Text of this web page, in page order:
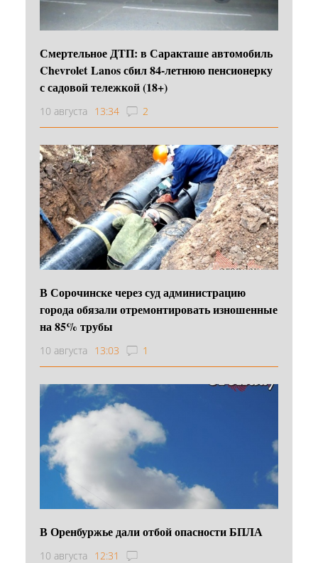
Смертельное ДТП: в Саракташе автомобиль
Chevrolet Lanos сбил 84-летнюю пенсионерку
с садовой тележкой (18+)
10 августа 13:34 2
В Сорочинске через суд администрацию
города обязали отремонтировать изношенные
на 85% трубы
10 августа 13:03 1
В Оренбуржье дали отбой опасности БПЛА
10 августа 12:31